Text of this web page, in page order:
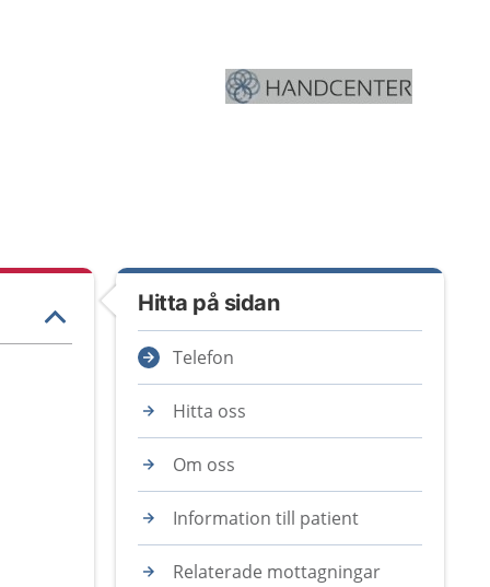
Hitta på sidan
Telefon
Hitta oss
Om oss
Information till patient
Relaterade mottagningar